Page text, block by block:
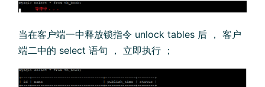
当在客户端一中释放锁指令 unlock tables 后 ， 客户
端二中的 select 语句 ， 立即执行 ；